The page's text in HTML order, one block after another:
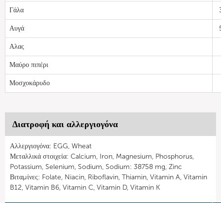
Γάλα
Αυγά
Αλας
Μαύρο πιπέρι
Μοσχοκάρυδο
Διατροφή και αλλεργιογόνα
Αλλεργιογόνα: EGG, Wheat
Μεταλλικά στοιχεία: Calcium, Iron, Magnesium, Phosphorus,
Potassium, Selenium, Sodium, Sodium: 38758 mg, Zinc
Βιταμίνες: Folate, Niacin, Riboflavin, Thiamin, Vitamin A, Vitamin
B12, Vitamin B6, Vitamin C, Vitamin D, Vitamin K